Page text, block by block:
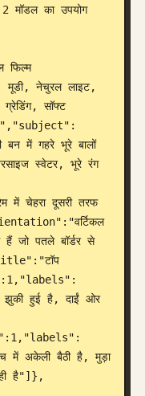
मॉडल का उपयोग
फिल्म
मूडी, नेचुरल लाइट,
सॉफ्ट
में गहरे भूरे बालों
स्वेटर, भूरे रंग
चेहरा दूसरी तरफ
हैं जो पतले बॉर्डर से
झुकी हुई है, दाईं ओर
में अकेली बैठी है, मुड़ा
है"]},